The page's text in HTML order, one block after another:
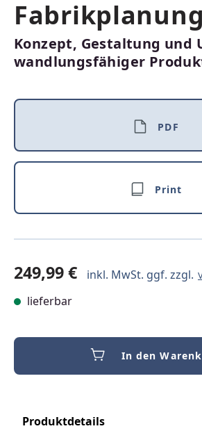
Fabrikplanung
Konzept, Gestaltung und
wandlungsfähiger
PDF
Print
249,99 € inkl. MwSt. ggf. zzgl.
lieferbar
In den
Produktdetails